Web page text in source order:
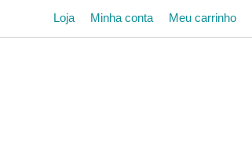
Loja Minha conta Meu carrinho